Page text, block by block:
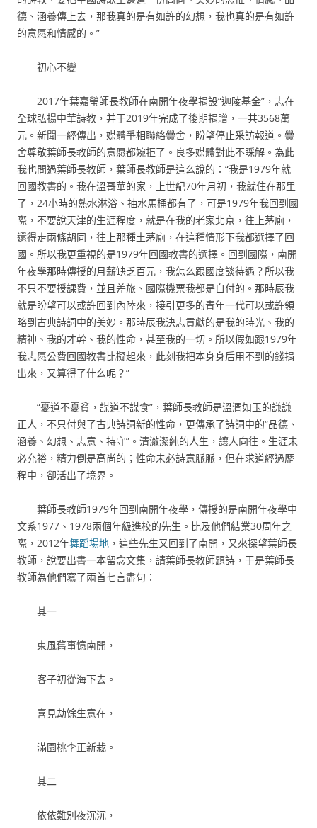
德、涵養傳上去，那我真的是有如許的幻想，我也真的是有如許
的意愿和情感的。”
初心不變
2017年葉嘉瑩師長教師在南開年夜學捐設“迦陵基金”，志在
全球弘揚中華詩教，并于2019年完成了後期捐贈，一共3568萬
元。新聞一經傳出，媒體爭相聯絡黌舍，盼望停止采訪報道。黌
舍尊敬葉師長教師的意愿都婉拒了。良多媒體對此不睬解。為此
我也問過葉師長教師，葉師長教師是這么說的：“我是1979年就
回國教書的。我在溫哥華的家，上世紀70年月初，我就住在那里
了，24小時的熱水淋浴、抽水馬桶都有了，可是1979年我回到國
際，不要說天津的生涯程度，就是在我的老家北京，往上茅廁，
還得走兩條胡同，往上那種土茅廁，在這種情形下我都選擇了回
國。所以我更重視的是1979年回國教書的選擇。回到國際，南開
年夜學那時傳授的月薪缺乏百元，我怎么跟國度談待遇？所以我
不只不要授課費，並且差旅、國際機票我都是自付的。那時辰我
就是盼望可以或許回到內陸來，接引更多的青年一代可以或許領
略到古典詩詞中的美妙。那時辰我決志貢獻的是我的時光、我的
精神、我的才幹、我的性命，甚至我的一切。所以假如跟1979年
我志愿公費回國教書比擬起來，此刻我把本身身后用不到的錢捐
出來，又算得了什么呢？”
“憂道不憂貧，謀道不謀食”，葉師長教師是溫潤如玉的謙謙
正人，不只付與了古典詩詞新的性命，更傳承了詩詞中的“品德、
涵養、幻想、志意、持守”。清澈潔純的人生，讓人向往。生涯未
必充裕，精力倒是高尚的；性命未必詩意脈脈，但在求道經過歷
程中，卻活出了境界。
葉師長教師1979年回到南開年夜學，傳授的是南開年夜學中
文系1977、1978兩個年級進校的先生。比及他們結業30周年之
際，2012年舞蹈場地 ，這些先生又回到了南開，又來探望葉師長
教師，說要出書一本留念文集，請葉師長教師題詩，于是葉師長
教師為他們寫了兩首七言盡句：
其一
東風舊事憶南開，
客子初從海下去。
喜見劫馀生意在，
滿園桃李正新栽。
其二
依依難別夜沉沉，